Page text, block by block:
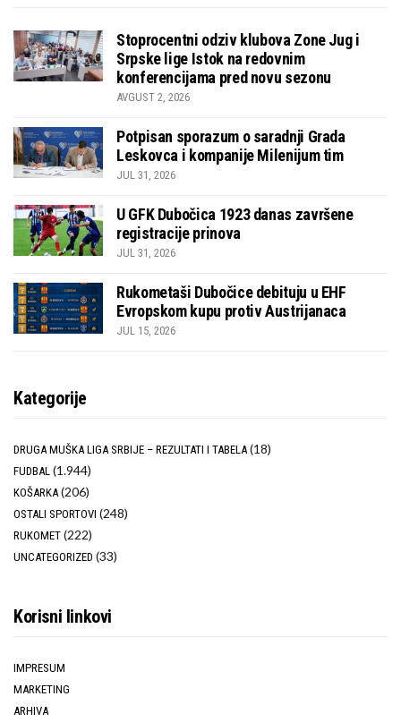
Stoprocentni odziv klubova Zone Jug i
Srpske lige Istok na redovnim
konferencijama pred novu sezonu
AVGUST 2, 2026
Potpisan sporazum o saradnji Grada
Leskovca i kompanije Milenijum tim
JUL 31, 2026
U GFK Dubočica 1923 danas završene
registracije prinova
JUL 31, 2026
Rukometaši Dubočice debituju u EHF
Evropskom kupu protiv Austrijanaca
JUL 15, 2026
Kategorije
DRUGA MUŠKA LIGA SRBIJE – REZULTATI I TABELA (18)
FUDBAL (1.944)
KOŠARKA (206)
OSTALI SPORTOVI (248)
RUKOMET (222)
UNCATEGORIZED (33)
Korisni linkovi
IMPRESUM
MARKETING
ARHIVA